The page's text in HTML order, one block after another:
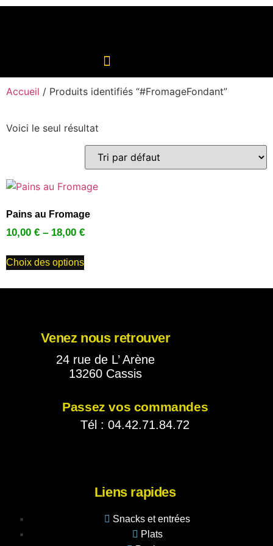
Accueil / Produits identifiés “#FromageFondant”
Voici le seul résultat
Pains au Fromage
10,00 € – 18,00 €
Choix des options
Venez nous retrouver
24 rue de L’ Arène
13260 Cassis
Passez vos commandes
Tél : 04.42.71.84.72
Liens rapides
Snacks et entrées
Plats